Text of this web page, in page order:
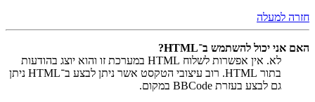
חזרה למעלה
האם אני יכול להשתמש ב־HTML?
לא. אין אפשרות לשלוח HTML במערכת זו והוא יוצג בהודעות
בתור HTML. רוב עיצובי הטקסט אשר ניתן לבצע ב־HTML ניתן
גם לבצע בעזרת BBCode במקום.